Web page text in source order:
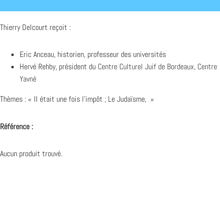
Thierry Delcourt reçoit :
Eric Anceau, historien, professeur des universités
Hervé Rehby, président du Centre Culturel Juif de Bordeaux, Centre
Yavné
Thèmes : « Il était une fois l’impôt ; Le Judaïsme, »
Référence :
Aucun produit trouvé.